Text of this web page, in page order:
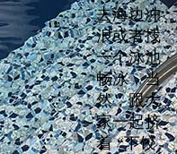
去海边冲
浪或者找
一个泳池
畅泳，当
然，跟大
家一起挤
着 “下饺